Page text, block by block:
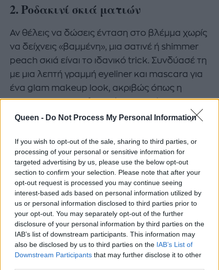
Queen - Do Not Process My Personal Information
If you wish to opt-out of the sale, sharing to third parties, or
processing of your personal or sensitive information for
targeted advertising by us, please use the below opt-out
section to confirm your selection. Please note that after your
opt-out request is processed you may continue seeing
interest-based ads based on personal information utilized by
us or personal information disclosed to third parties prior to
your opt-out. You may separately opt-out of the further
disclosure of your personal information by third parties on the
IAB’s list of downstream participants. This information may
also be disclosed by us to third parties on the IAB’s List of
Downstream Participants that may further disclose it to other
2.Ροδακινί σκιά ματιών
Αν θέλεις να δώσεις ένταση στο βλέμμα χωρίς
να δείχνεις «βαμμένη», μια σατινέ ή shimmer
peach σκιά είναι το ιδανικό trick. Συνδύασέ τη
με μια λεπτή γραμμή eyeliner και mascara για
ένα glam makeup look, ακριβώς όπως η
Johansson στις τελευταίες εμφανίσεις της.
Ένα peachy nude κραγιόν είναι ιδανικό για ένα
soft girl makeup look. Δοκίμασε ένα balm με
χρώμα ή ένα glossy κραγιόν για φρέσκια,
ενυδατωμένη όψη. Η Scarlett συνήθως
επιλέγει ένα υγρό κραγιόν σε ροδακινί-μπεζ
τόνους που κάνει τα χείλη της να δείχνουν πιο
γεμάτα και φυσικά.